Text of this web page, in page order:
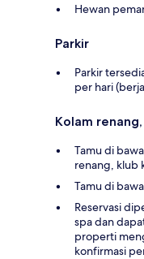
Hewan
Parkir
Parkir
per hari
Kolam
Tamu di
renang, klub
Tamu di
Reservasi
spa dan
properti
konfirmasi